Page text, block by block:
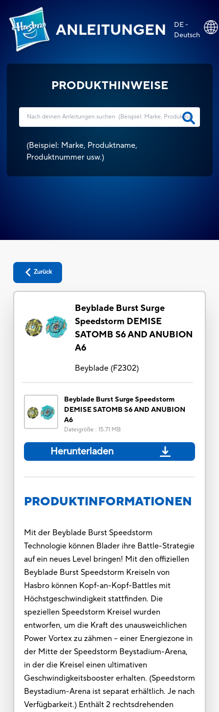
ANLEITUNGEN
DE -
Deutsch
PRODUKTHINWEISE
(Beispiel: Marke, Produktname,
Produktnummer usw.)
Zurück
Beyblade Burst Surge
Speedstorm DEMISE
SATOMB S6 AND ANUBION
A6
Beyblade(F2302)
Beyblade Burst Surge Speedstorm
DEMISE SATOMB S6 AND ANUBION
A6
Dateigröße : 15.71 MB
Herunterladen
PRODUKTINFORMATIONEN
Mit der Beyblade Burst Speedstorm
Technologie können Blader ihre Battle-Strategie
auf ein neues Level bringen! Mit den offiziellen
Beyblade Burst Speedstorm Kreiseln von
Hasbro können Kopf-an-Kopf-Battles mit
Höchstgeschwindigkeit stattfinden. Die
speziellen Speedstorm Kreisel wurden
entworfen, um die Kraft des unausweichlichen
Power Vortex zu zähmen – einer Energiezone in
der Mitte der Speedstorm Beystadium-Arena,
in der die Kreisel einen ultimativen
Geschwindigkeitsbooster erhalten. (Speedstorm
Beystadium-Arena ist separat erhältlich. Je nach
Verfügbarkeit.) Enthält 2 rechtsdrehenden